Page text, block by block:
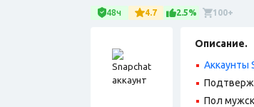
48ч 4.7 2.5% 100+
Описание.
Аккаунты
Пол